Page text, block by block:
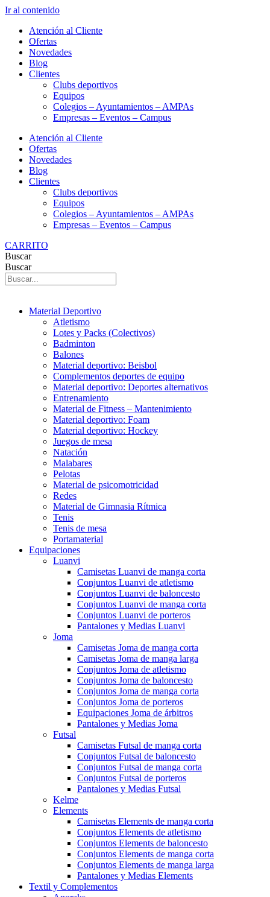
Ir al contenido
Atención al Cliente
Ofertas
Novedades
Blog
Clientes
Clubs deportivos
Equipos
Colegios – Ayuntamientos – AMPAs
Empresas – Eventos – Campus
Atención al Cliente
Ofertas
Novedades
Blog
Clientes
Clubs deportivos
Equipos
Colegios – Ayuntamientos – AMPAs
Empresas – Eventos – Campus
CARRITO
Buscar
Buscar
Material Deportivo
Atletismo
Lotes y Packs (Colectivos)
Badminton
Balones
Material deportivo: Beisbol
Complementos deportes de equipo
Material deportivo: Deportes alternativos
Entrenamiento
Material de Fitness – Mantenimiento
Material deportivo: Foam
Material deportivo: Hockey
Juegos de mesa
Natación
Malabares
Pelotas
Material de psicomotricidad
Redes
Material de Gimnasia Rítmica
Tenis
Tenis de mesa
Portamaterial
Equipaciones
Luanvi
Camisetas Luanvi de manga corta
Conjuntos Luanvi de atletismo
Conjuntos Luanvi de baloncesto
Conjuntos Luanvi de manga corta
Conjuntos Luanvi de porteros
Pantalones y Medias Luanvi
Joma
Camisetas Joma de manga corta
Camisetas Joma de manga larga
Conjuntos Joma de atletismo
Conjuntos Joma de baloncesto
Conjuntos Joma de manga corta
Conjuntos Joma de porteros
Equipaciones Joma de árbitros
Pantalones y Medias Joma
Futsal
Camisetas Futsal de manga corta
Conjuntos Futsal de baloncesto
Conjuntos Futsal de manga corta
Conjuntos Futsal de porteros
Pantalones y Medias Futsal
Kelme
Elements
Camisetas Elements de manga corta
Conjuntos Elements de atletismo
Conjuntos Elements de baloncesto
Conjuntos Elements de manga corta
Conjuntos Elements de manga larga
Pantalones y Medias Elements
Textil y Complementos